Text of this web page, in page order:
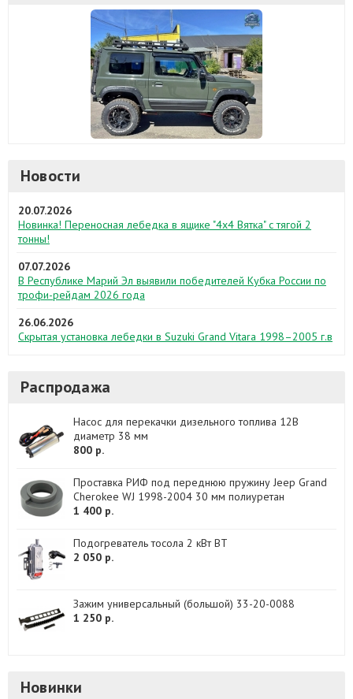
Новости
20.07.2026
Новинка! Переносная лебедка в ящике "4х4 Вятка" с тягой 2
тонны!
07.07.2026
В Республике Марий Эл выявили победителей Кубка России по
трофи-рейдам 2026 года
26.06.2026
Скрытая установка лебедки в Suzuki Grand Vitara 1998–2005 г.в
Распродажа
Насос для перекачки дизельного топлива 12В
диаметр 38 мм
800 р.
Проставка РИФ под переднюю пружину Jeep Grand
Cherokee WJ 1998-2004 30 мм полиуретан
1 400 р.
Подогреватель тосола 2 кВт BT
2 050 р.
Зажим универсальный (большой) 33-20-0088
1 250 р.
Новинки